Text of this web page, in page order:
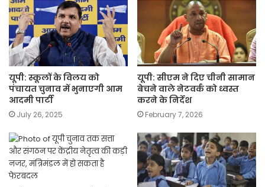
यूपी: स्कूलों के विलय को
पंचायत चुनाव में भुनाएगी आम
आदमी पार्टी
July 26, 2025
यूपी: सीएम ने दिए चीनी सामान
बेचने वाले नेटवर्क को ध्वस्त
करने के निर्देश
February 7, 2026